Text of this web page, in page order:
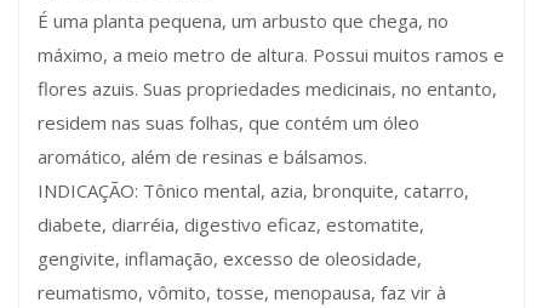
É uma planta pequena, um arbusto que chega, no
máximo, a meio metro de altura. Possui muitos ramos e
flores azuis. Suas propriedades medicinais, no entanto,
residem nas suas folhas, que contém um óleo
aromático, além de resinas e bálsamos.
INDICAÇÃO: Tônico mental, azia, bronquite, catarro,
diabete, diarréia, digestivo eficaz, estomatite,
gengivite, inflamação, excesso de oleosidade,
reumatismo, vômito, tosse, menopausa, faz vir à